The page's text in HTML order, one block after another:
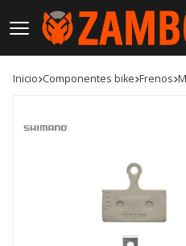
Inicio componentes bike frenos